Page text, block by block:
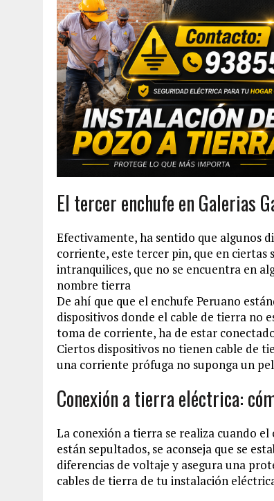
El tercer enchufe en Galerias
Efectivamente, ha sentido que algunos
corriente, este tercer pin, que en
intranquilices, que no se encuentra en
nombre tierra
De ahí que que el enchufe Peruano
dispositivos donde el cable de tierra no
toma de corriente, ha de estar
Ciertos dispositivos no tienen cable de
una corriente prófuga no suponga un
Conexión a tierra eléctrica:
La conexión a tierra se realiza cuando
están sepultados, se aconseja que se
diferencias de voltaje y asegura una
cables de tierra de tu instalación